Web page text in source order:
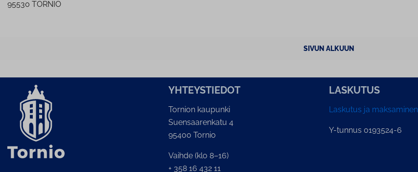
95530 TORNIO
SIVUN ALKUUN
YH­TEYS­TIE­DOT
Tornion kaupunki
Suensaarenkatu 4
95400 Tornio
Vaihde (klo 8–16)
+ 358 16 432 11
LASKUTUS
Laskutus ja maksaminen
Y-tunnus 0193524-6